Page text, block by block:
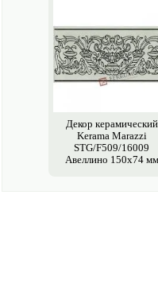
Декор керамический
Kerama Marazzi
STG/F509/16009
Авеллино 150х74 мм